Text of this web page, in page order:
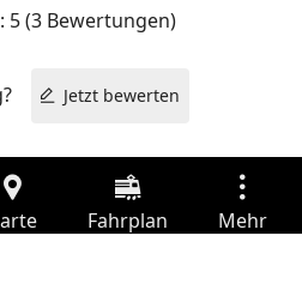
5 (3 Bewertungen)
Jetzt bewerten
Fahrplan Mehr